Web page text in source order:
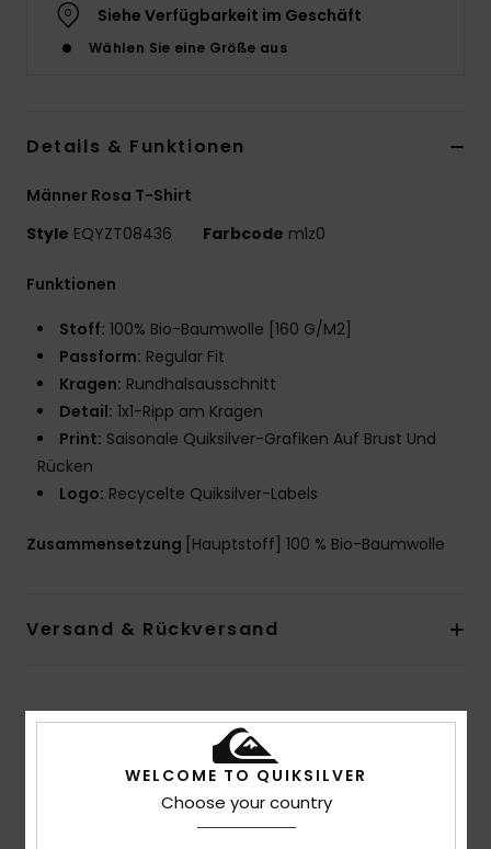
Siehe Verfügbarkeit im Geschäft
Wählen Sie eine Größe aus
Details & Funktionen
Männer Rosa T-Shirt
Style EQYZT08436 Farbcode mlz0
Funktionen
Stoff: 100% Bio-Baumwolle [160 G/M2]
Passform: Regular Fit
Kragen: Rundhalsausschnitt
Detail: 1x1-Ripp am Kragen
Print: Saisonale Quiksilver-Grafiken Auf Brust Und
Rücken
Logo: Recycelte Quiksilver-Labels
Zusammensetzung [Hauptstoff] 100 % Bio-Baumwolle
Versand & Rückversand
Kundenbewertungen
Durchschnittliche Bewertung
WELCOME TO QUIKSILVER
Choose your country